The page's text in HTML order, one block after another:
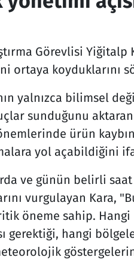
Görevlisi Yiğitalp
ortaya koyduklarını
yalnızca bilimsel
sunduğunu
ürün
yol açabildiğini
ve günün belirli saat
vurgulayan Kara,
öneme sahip. Hangi
gerektiği, hangi